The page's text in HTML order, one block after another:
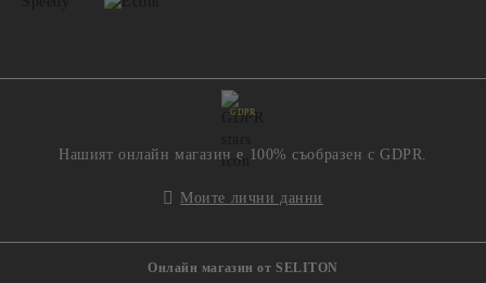
GDPR
Нашият онлайн магазин е 100% съобразен с GDPR.
Моите лични данни
Онлайн магазин от SELITON